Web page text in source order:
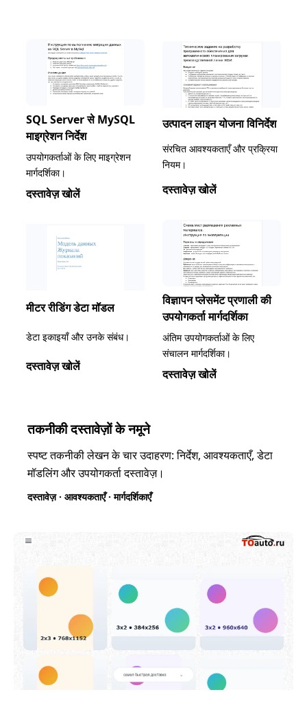
SQL Server से MySQL
माइग्रेशन निर्देश
उपयोगकर्ताओं के लिए माइग्रेशन
मार्गदर्शिका।
दस्तावेज़ खोलें
उत्पादन लाइन योजना विनिर्देश
संरचित आवश्यकताएँ और प्रक्रिया
नियम।
दस्तावेज़ खोलें
मीटर रीडिंग डेटा मॉडल
डेटा इकाइयाँ और उनके संबंध।
दस्तावेज़ खोलें
विज्ञापन प्लेसमेंट प्रणाली की
उपयोगकर्ता मार्गदर्शिका
अंतिम उपयोगकर्ताओं के लिए
संचालन मार्गदर्शिका।
दस्तावेज़ खोलें
तकनीकी दस्तावेज़ों के नमूने
स्पष्ट तकनीकी लेखन के चार उदाहरण: निर्देश, आवश्यकताएँ, डेटा
मॉडलिंग और उपयोगकर्ता दस्तावेज़।
दस्तावेज़ · आवश्यकताएँ · मार्गदर्शिकाएँ